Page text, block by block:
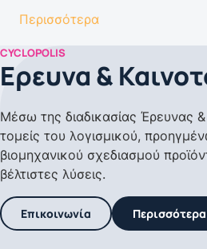
Περισσότερα
CYCLOPOLIS
Ερευνα &
Μέσω της διαδικασίας Έρευνας
τομείς του λογισμικού,
βιομηχανικού σχεδιασμού
βέλτιστες λύσεις.
Επικοινωνία Περισσότερα